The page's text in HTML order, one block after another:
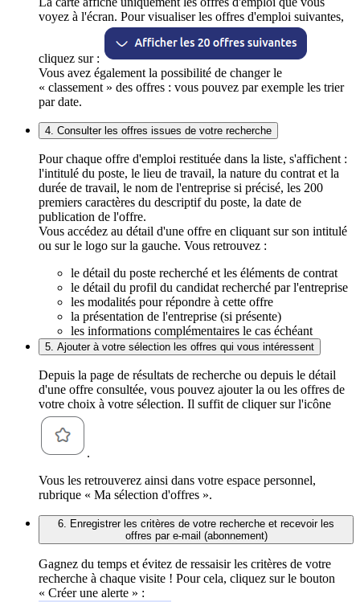
voyez à l'écran. Pour visualiser les offres d'emploi suivantes,
cliquez sur :
Vous avez également la possibilité de changer le
« classement » des offres : vous pouvez par exemple les trier
par date.
4. Consulter les offres issues de votre recherche
Pour chaque offre d'emploi restituée dans la liste, s'affichent :
l'intitulé du poste, le lieu de travail, la nature du contrat et la
durée de travail, le nom de l'entreprise si précisé, les 200
premiers caractères du descriptif du poste, la date de
publication de l'offre.
Vous accédez au détail d'une offre en cliquant sur son intitulé
ou sur le logo sur la gauche. Vous retrouvez :
le détail du poste recherché et les éléments de contrat
le détail du profil du candidat recherché par l'entreprise
les modalités pour répondre à cette offre
la présentation de l'entreprise (si présente)
les informations complémentaires le cas échéant
5. Ajouter à votre sélection les offres qui vous intéressent
Depuis la page de résultats de recherche ou depuis le détail
d'une offre consultée, vous pouvez ajouter la ou les offres de
votre choix à votre sélection. Il suffit de cliquer sur l'icône
.
Vous les retrouverez ainsi dans votre espace personnel,
rubrique « Ma sélection d'offres ».
6. Enregistrer les critères de votre recherche et recevoir les
offres par e-mail (abonnement)
Gagnez du temps et évitez de ressaisir les critères de votre
recherche à chaque visite ! Pour cela, cliquez sur le bouton
« Créer une alerte » :